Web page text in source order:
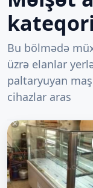
Bu bölmədə
üzrə elanlar
paltaryuyan
cihazlar aras